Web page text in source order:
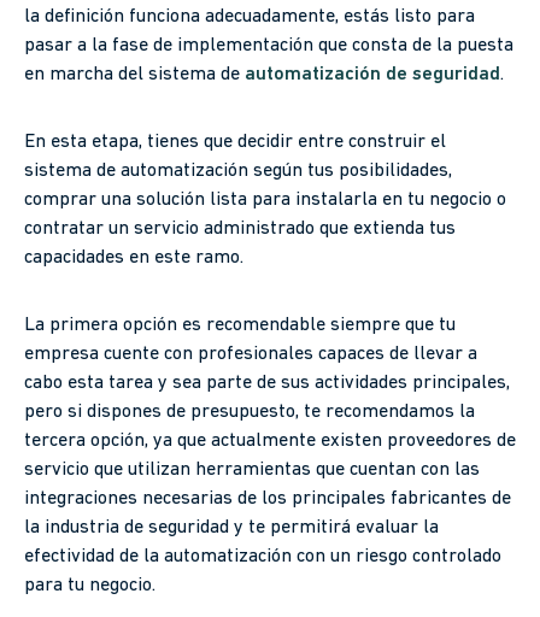
la definición funciona adecuadamente, estás listo para
pasar a la fase de implementación que consta de la puesta
en marcha del sistema de automatización de seguridad.
En esta etapa, tienes que decidir entre construir el
sistema de automatización según tus posibilidades,
comprar una solución lista para instalarla en tu negocio o
contratar un servicio administrado que extienda tus
capacidades en este ramo.
La primera opción es recomendable siempre que tu
empresa cuente con profesionales capaces de llevar a
cabo esta tarea y sea parte de sus actividades principales,
pero si dispones de presupuesto, te recomendamos la
tercera opción, ya que actualmente existen proveedores de
servicio que utilizan herramientas que cuentan con las
integraciones necesarias de los principales fabricantes de
la industria de seguridad y te permitirá evaluar la
efectividad de la automatización con un riesgo controlado
para tu negocio.